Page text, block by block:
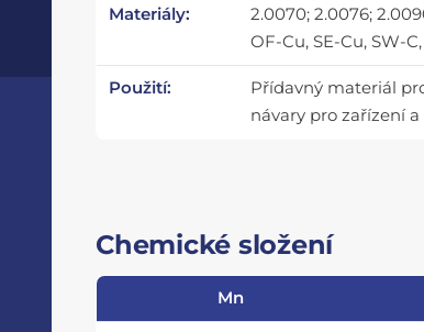
Materiály:
2.0070; 2.0076;
OF-Cu, SE-Cu, SW-
Použití:
Přídavný materiál
návary pro zařízení
Chemické složení
Mn